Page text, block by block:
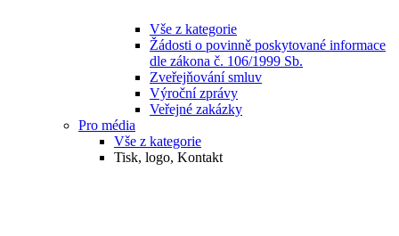
Vše z kategorie
Žádosti o povinně poskytované informace
dle zákona č. 106/1999 Sb.
Zveřejňování smluv
Výroční zprávy
Veřejné zakázky
Pro média
Vše z kategorie
Tisk, logo, Kontakt